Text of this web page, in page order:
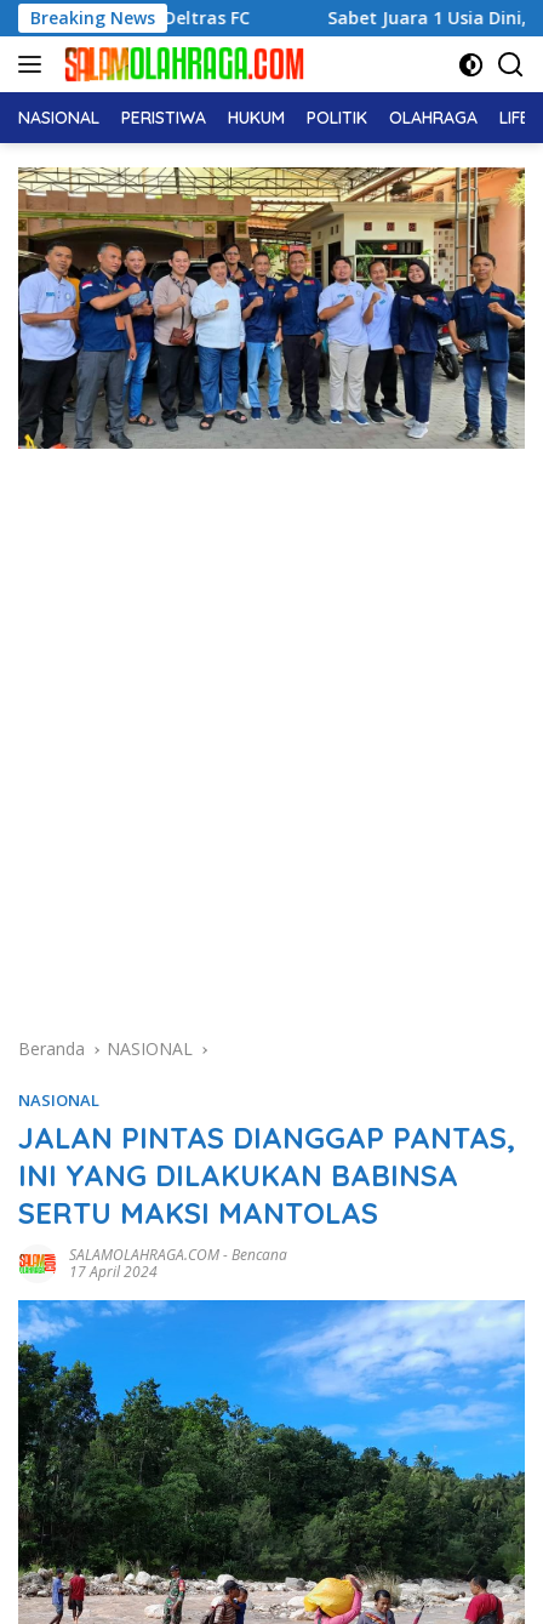
Langsung
ke
konten
Breaking News
Deltras FC Sabet Juara 1 Usia Dini, Adena Zahra
NASIONAL PERISTIWA HUKUM POLITIK OLAHRAGA
Beranda NASIONAL
NASIONAL
JALAN PINTAS DIANGGAP PANTAS,
INI YANG DILAKUKAN BABINSA
SERTU MAKSI MANTOLAS
SALAMOLAHRAGA.COM-Bencana
17 April 2024